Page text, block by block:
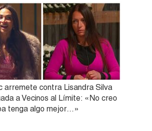
arremete contra Lisandra Silva
a Vecinos al Límite: «No creo
tenga algo mejor…»